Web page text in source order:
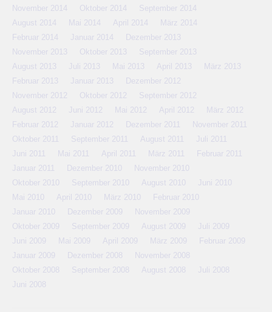
November 2014
Oktober 2014
September 2014
August 2014
Mai 2014 April 2014
März 2014
Februar 2014
Januar 2014
Dezember 2013
November 2013
Oktober 2013
September 2013
August 2013
Juli 2013 Mai 2013 April 2013
März 2013
Februar 2013
Januar 2013
Dezember 2012
November 2012
Oktober 2012
September 2012
August 2012
Juni 2012 Mai 2012 April 2012
März 2012
Februar 2012
Januar 2012 Dezember 2011
November 2011
Oktober 2011
September 2011 August 2011
Juli 2011
Juni 2011
Mai 2011 April 2011 März 2011
Februar 2011
Januar 2011
Dezember 2010
November 2010
Oktober 2010
September 2010 August 2010
Juni 2010
Mai 2010
April 2010 März 2010
Februar 2010
Januar 2010
Dezember 2009
November 2009
Oktober 2009
September 2009 August 2009
Juli 2009
Juni 2009
Mai 2009 April 2009 März 2009
Februar 2009
Januar 2009
Dezember 2008
November 2008
Oktober 2008
September 2008 August 2008
Juli 2008
Juni 2008